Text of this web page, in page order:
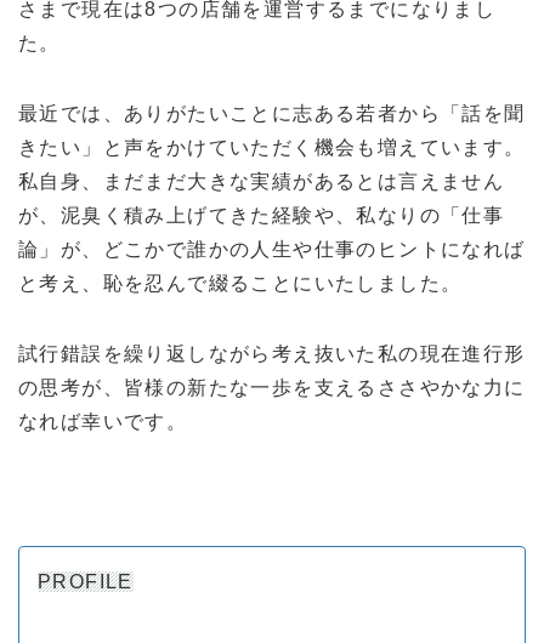
さまで現在は8つの店舗を運営するまでになりまし
た。
最近では、ありがたいことに志ある若者から「話を聞
きたい」と声をかけていただく機会も増えています。
私自身、まだまだ大きな実績があるとは言えません
が、泥臭く積み上げてきた経験や、私なりの「仕事
論」が、どこかで誰かの人生や仕事のヒントになれば
と考え、恥を忍んで綴ることにいたしました。
試行錯誤を繰り返しながら考え抜いた私の現在進行形
の思考が、皆様の新たな一歩を支えるささやかな力に
なれば幸いです。
PROFILE